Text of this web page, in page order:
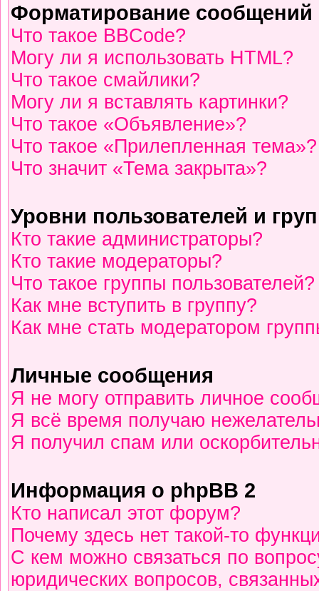
Форматирование
Что такое BBCode?
Могу ли я использовать HTML?
Что такое смайлики?
Могу ли я вставлять картинки?
Что такое «Объявление»?
Что такое «Прилепленная тема»?
Что значит «Тема закрыта»?
Уровни пользователей и
Кто такие администраторы?
Кто такие модераторы?
Что такое группы пользователей?
Как мне вступить в группу?
Как мне стать модератором
Личные сообщения
Я не могу отправить личное
Я всё время получаю
Я получил спам или
Информация о phpBB 2
Кто написал этот форум?
Почему здесь нет такой-то
С кем можно связаться по
юридических вопросов,